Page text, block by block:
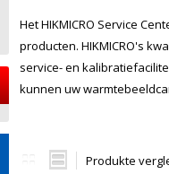
Het HIKMICRO Service
producten. HIKMICRO's
service- en
kunnen uw
Produkte